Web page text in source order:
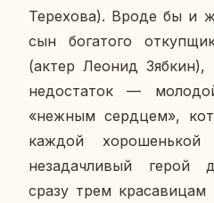
Те­ре­хо­ва). Вроде бы и
сын бо­га­то­го
(актер Леонид
недо­ста­ток —
«нежным серд­цем»,
каждой
неза­дач­ли­вый герой
сразу трем